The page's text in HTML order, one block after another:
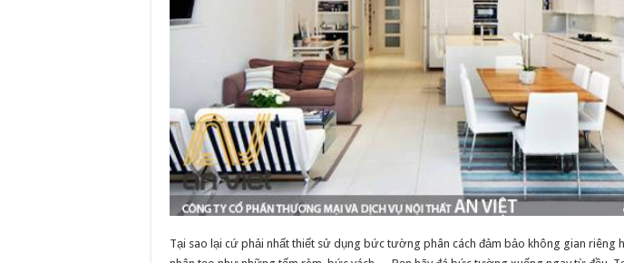
Tại sao lại cứ phải nhất thiết sử dụng bức tường phân cách đảm bảo không gian riêng